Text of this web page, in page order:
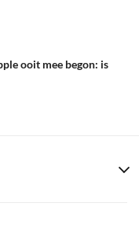
ooit mee begon: is